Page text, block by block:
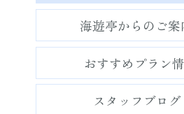
海遊亭からのご案
おすすめプラン情
スタッフブログ